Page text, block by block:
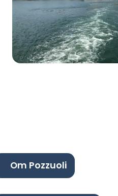
Om Pozzuoli